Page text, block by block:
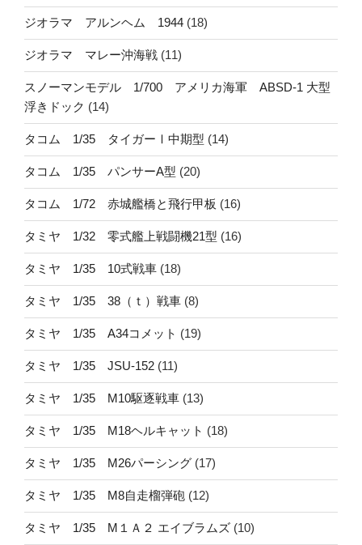
ジオラマ アルンヘム 1944 (18)
ジオラマ マレー沖海戦 (11)
スノーマンモデル 1/700 アメリカ海軍 ABSD-1 大型
浮きドック (14)
タコム 1/35 タイガーⅠ中期型 (14)
タコム 1/35 パンサーA型 (20)
タコム 1/72 赤城艦橋と飛行甲板 (16)
タミヤ 1/32 零式艦上戦闘機21型 (16)
タミヤ 1/35 10式戦車 (18)
タミヤ 1/35 38（ｔ）戦車 (8)
タミヤ 1/35 A34コメット (19)
タミヤ 1/35 JSU-152 (11)
タミヤ 1/35 M10駆逐戦車 (13)
タミヤ 1/35 M18ヘルキャット (18)
タミヤ 1/35 M26パーシング (17)
タミヤ 1/35 M8自走榴弾砲 (12)
タミヤ 1/35 M１Ａ２ エイブラムズ (10)